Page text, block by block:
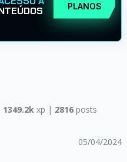
PLANOS
1349.2k xp | 2816posts
05/04/2024